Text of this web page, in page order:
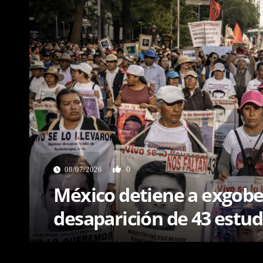
detiene a exgobernador de
de 43 estudiantes en